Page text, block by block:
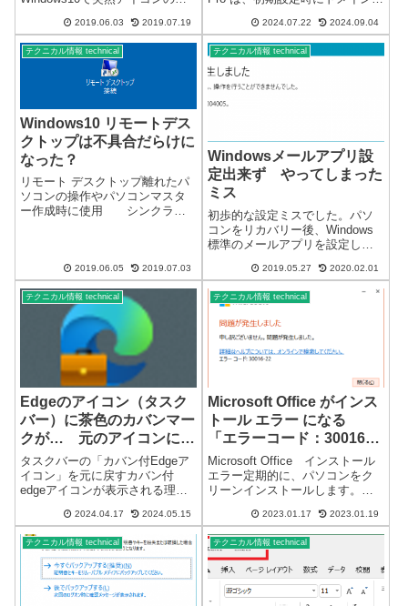
わったアイコン↓正常なアイコン
↓ 一般的にアイコン表示不具
合は通常、一旦セーフモードで
起動後、再起動ですぐに修正出
2019.06.03 2019.07.19
Microsoftアカウントを持たない
ローカルアカウント ユーザー と
してインストールすることが可
能...
2024.07.22 2024.09.04
テクニカル情報 technical
Windows10 リモートデス
クトップは不具合だらけに
なった？
リモート デスクトップ離れたパ
ソコンの操作やパソコンマスタ
ー作成時に使用 シンクライ
にある無人のパソコンを操作す
るには便利な機能です。かなり
昔からあると思...
2019.06.05 2019.07.03
テクニカル情報 technical
Windowsメールアプリ設
定出来ず やってしまった
ミス
初歩的な設定ミスでした。パソ
コンをリカバリー後、Windows
標準のメールアプリを設定しよ
出来ず。通常使用するメールの
プログラムではないので支障は
限られます。エラーコードを調
べても原因不明メッセージ内容
問題が発生...
2019.05.27 2020.02.01
テクニカル情報 technical
Edgeのアイコン（タスク
バー）に茶色のカバンマー
クが… 元のアイコンに戻
す
タスクバーの「カバン付Edgeア
イコン」を元に戻すカバン付
edgeアイコンが表示される理由
のアイコンです。ブラウザーが
「Edge for Business」になって
いるので、仕事用で...
2024.04.17 2024.05.15
テクニカル情報 technical
Microsoft Office がインス
トール エラー になる
「エラーコード：30016-
22」
Microsoft Office インストール
エラー定期的に、パソコンをク
リーンインストールします。パ
月に1回程度はクリーンインスト
ールしています。一度に複数の
パソコンをクリーンインストー
ルすることもあります。...
2023.01.17 2023.01.19
テクニカル情報 technical テクニカル情報 technical